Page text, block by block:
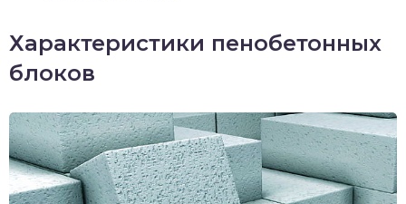
Характеристики пенобетонных
блоков